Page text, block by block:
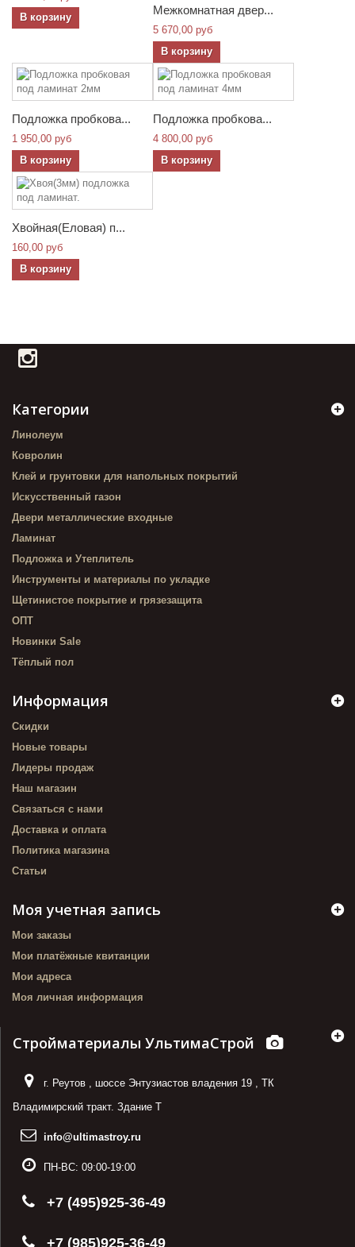
В корзину
Межкомнатная двер...
5 670,00 руб
В корзину
Подложка пробкова...
1 950,00 руб
В корзину
Подложка пробкова...
4 800,00 руб
В корзину
Хвойная(Еловая) п...
160,00 руб
В корзину
Категории
Линолеум
Ковролин
Клей и грунтовки для напольных покрытий
Искусственный газон
Двери металлические входные
Ламинат
Подложка и Утеплитель
Инструменты и материалы по укладке
Щетинистое покрытие и грязезащита
ОПТ
Новинки Sale
Тёплый пол
Информация
Скидки
Новые товары
Лидеры продаж
Наш магазин
Связаться с нами
Доставка и оплата
Политика магазина
Статьи
Моя учетная запись
Мои заказы
Мои платёжные квитанции
Мои адреса
Моя личная информация
Стройматериалы УльтимаСтрой
г. Реутов , шоссе Энтузиастов владения 19 , ТК
Владимирский тракт. Здание Т
info@ultimastroy.ru
ПН-ВС: 09:00-19:00
+7 (495)925-36-49
+7 (985)925-36-49